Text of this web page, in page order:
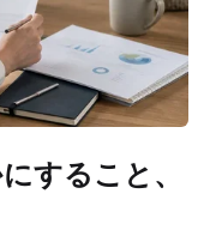
すること、